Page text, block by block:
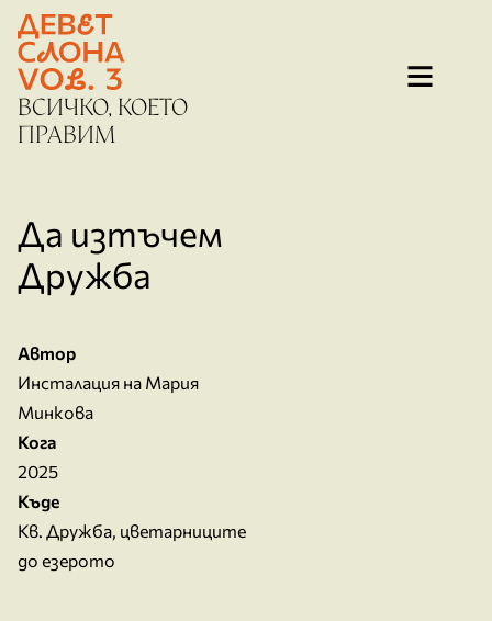
Преминаване
към
съдържанието
ВСИЧКО, КОЕТО
ПРАВИМ
Да изтъчем
Дружба
Автор
Инсталация на Мария
Минкова
Кога
2025
Къде
Кв. Дружба, цветарниците
до езерото